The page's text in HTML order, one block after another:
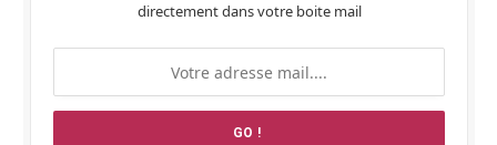
directement dans votre boite mail